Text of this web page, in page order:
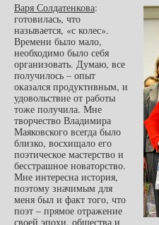
Варя Солдатенкова:
готовилась, что
называется, «с колес».
Времени было мало,
необходимо было себя
организовать. Думаю, все
получилось – опыт
оказался продуктивным, и
удовольствие от работы
тоже получила. Мне
творчество Владимира
Маяковского всегда было
близко, восхищало его
поэтическое мастерство и
бесстрашное новаторство.
Мне интересна история,
поэтому значимым для
меня был и факт того, что
поэт – прямое отражение
своей эпохи, общества и